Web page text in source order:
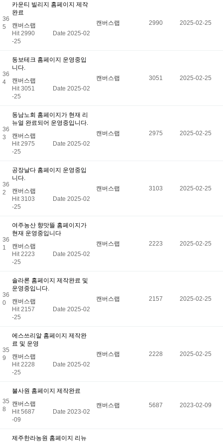
36
5
카운티 빌리지 홈페이지 제작
완료
캔버스랩
Hit 2990
Date 2025-02
-25
캔버스랩 2990 2025-02-25
36
4
동보테크 홈페이지 운영중입
니다.
캔버스랩
Hit 3051
Date 2025-02
-25
캔버스랩 3051 2025-02-25
36
3
동남노회 홈페이지가 현재 리
뉴얼 완료되어 운영중입니다.
캔버스랩
Hit 2975
Date 2025-02
-25
캔버스랩 2975 2025-02-25
36
2
공장날다 홈페이지 운영중입
니다.
캔버스랩
Hit 3103
Date 2025-02
-25
캔버스랩 3103 2025-02-25
36
1
여주농산 향맛뜰 홈페이지가
현재 운영중입니다
캔버스랩
Hit 2223
Date 2025-02
-25
캔버스랩 2223 2025-02-25
36
0
솔라론 홈페이지 제작완료 및
운영중입니다.
캔버스랩
Hit 2157
Date 2025-02
-25
캔버스랩 2157 2025-02-25
35
9
에스쓰리알 홈페이지 제작완
료 및 운영
캔버스랩
Hit 2228
Date 2025-02
-25
캔버스랩 2228 2025-02-25
35
8
불사원 홈페이지 제작완료
캔버스랩
Hit 5687
Date 2023-02
-09
캔버스랩 5687 2023-02-09
제주한라농원 홈페이지 리뉴